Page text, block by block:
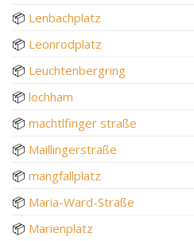
📦 Lenbachplatz
📦 Leonrodplatz
📦 Leuchtenbergring
📦 lochham
📦 machtlfinger straße
📦 Maillingerstraße
📦 mangfallplatz
📦 Maria-Ward-Straße
📦 Marienplatz